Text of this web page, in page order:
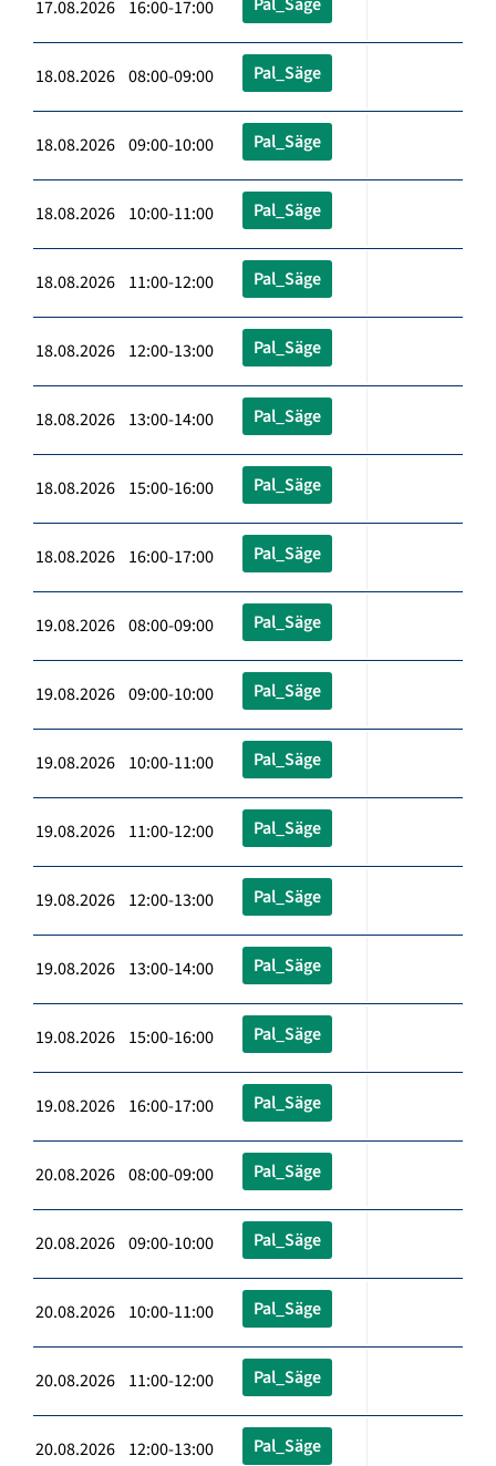
17.08.2026 16:00-17:00
18.08.2026 08:00-09:00 Pal_Säge
18.08.2026 09:00-10:00 Pal_Säge
18.08.2026 10:00-11:00 Pal_Säge
18.08.2026 11:00-12:00 Pal_Säge
18.08.2026 12:00-13:00 Pal_Säge
18.08.2026 13:00-14:00 Pal_Säge
18.08.2026 15:00-16:00 Pal_Säge
18.08.2026 16:00-17:00 Pal_Säge
19.08.2026 08:00-09:00 Pal_Säge
19.08.2026 09:00-10:00 Pal_Säge
19.08.2026 10:00-11:00 Pal_Säge
19.08.2026 11:00-12:00 Pal_Säge
19.08.2026 12:00-13:00 Pal_Säge
19.08.2026 13:00-14:00 Pal_Säge
19.08.2026 15:00-16:00 Pal_Säge
19.08.2026 16:00-17:00 Pal_Säge
20.08.2026 08:00-09:00 Pal_Säge
20.08.2026 09:00-10:00 Pal_Säge
20.08.2026 10:00-11:00 Pal_Säge
20.08.2026 11:00-12:00 Pal_Säge
20.08.2026 12:00-13:00 Pal_Säge